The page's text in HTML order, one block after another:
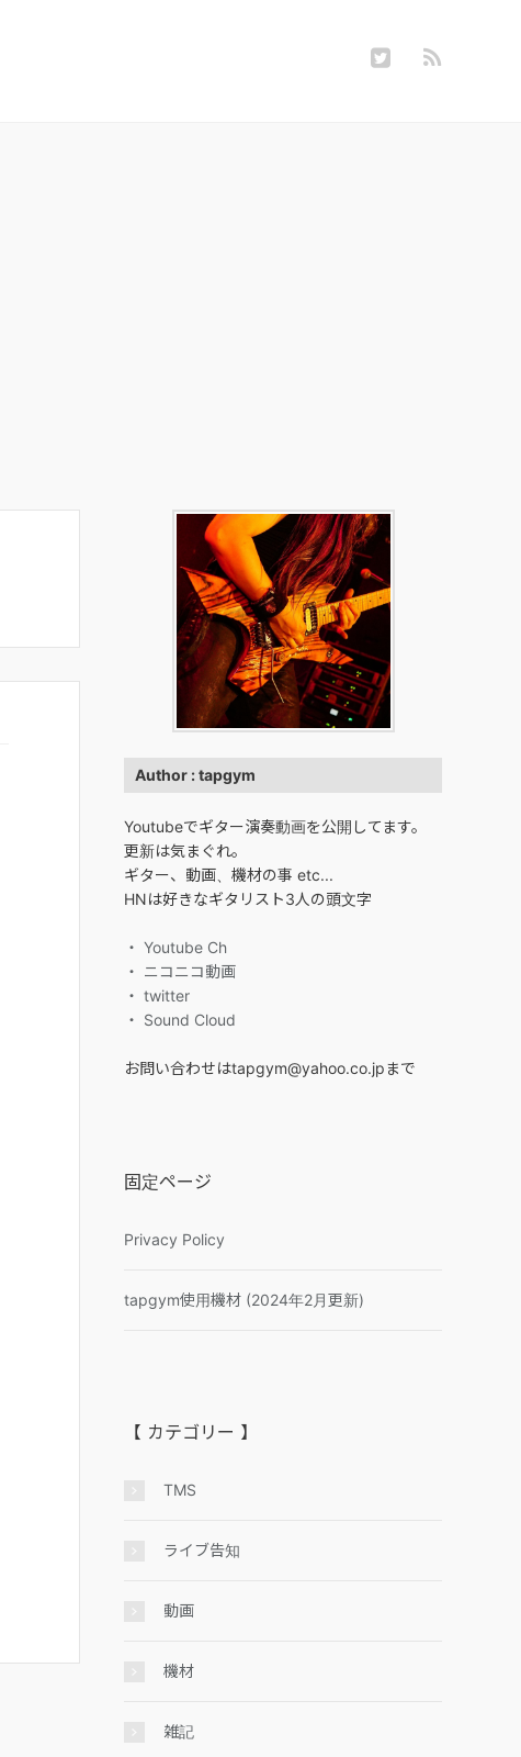
Author : tapgym
Youtubeでギター演奏動画を公開してます。
更新は気まぐれ。
ギター、動画、機材の事 etc...
HNは好きなギタリスト3人の頭文字
・ Youtube Ch
・ ニコニコ動画
・ twitter
・ Sound Cloud
お問い合わせはtapgym@yahoo.co.jpまで
固定ページ
Privacy Policy
tapgym使用機材 (2024年2月更新)
【 カテゴリー 】
TMS
ライブ告知
動画
機材
雑記